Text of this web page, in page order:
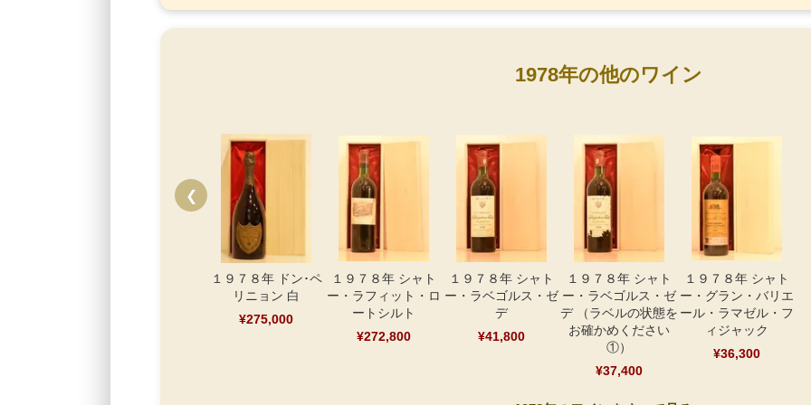
1978年の他のワイン
❮
１９７８年 ドン･ペ
リニョン 白
¥275,000
１９７８年 シャト
ー・ラフィット・ロ
ートシルト
¥272,800
１９７８年 シャト
ー・ラベゴルス・ゼ
デ
¥41,800
１９７８年 シャト
ー・ラベゴルス・ゼ
デ （ラベルの状態を
お確かめください
①）
¥37,400
１９７８年 シャト
ー・グラン・バリエ
ール・ラマゼル・フ
ィジャック
¥36,300